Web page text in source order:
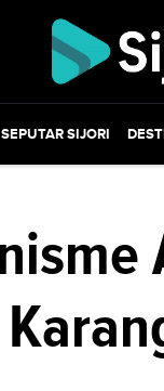
SEPUTAR SIJORI